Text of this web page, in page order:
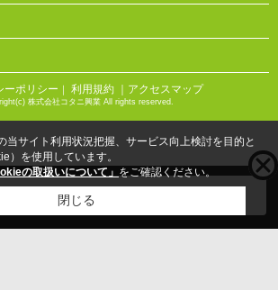
ーポリシー ｜ 利用規約 ｜アクセスマップ
株式会社コタニ興業 All rights reserved.
件をご覧の方にお勧めな物件
当サイト利用状況把握、サービス向上検討を目的と
）を使用しています。
の取扱いについて」 をご確認ください。
閉じる